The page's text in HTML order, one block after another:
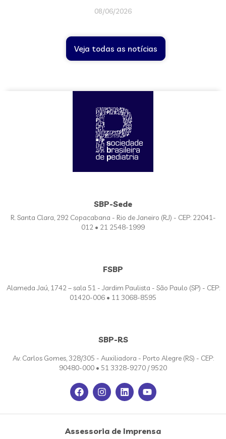
08/06/2026
Veja todas as notícias
SBP-Sede
R. Santa Clara, 292 Copacabana - Rio de Janeiro (RJ) - CEP: 22041-
012 • 21 2548-1999
FSBP
Alameda Jaú, 1742 – sala 51 - Jardim Paulista - São Paulo (SP) - CEP:
01420-006 • 11 3068-8595
SBP-RS
Av. Carlos Gomes, 328/305 - Auxiliadora - Porto Alegre (RS) - CEP:
90480-000 • 51 3328-9270 / 9520
Assessoria de Imprensa